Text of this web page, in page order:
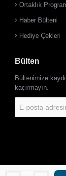
Ortaklık
Haber Bülteni
Hediye Çekleri
Bülten
Bültenimize
kaçırmayın.
posta
adresiniz